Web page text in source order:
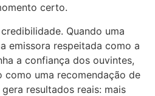
certo.
Quando uma
emissora respeitada como a
a confiança dos ouvintes,
como uma recomendação de
resultados reais: mais